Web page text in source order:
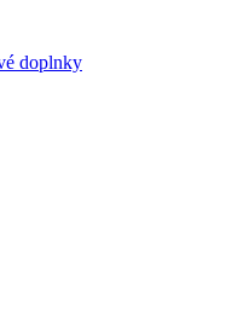
doplnky